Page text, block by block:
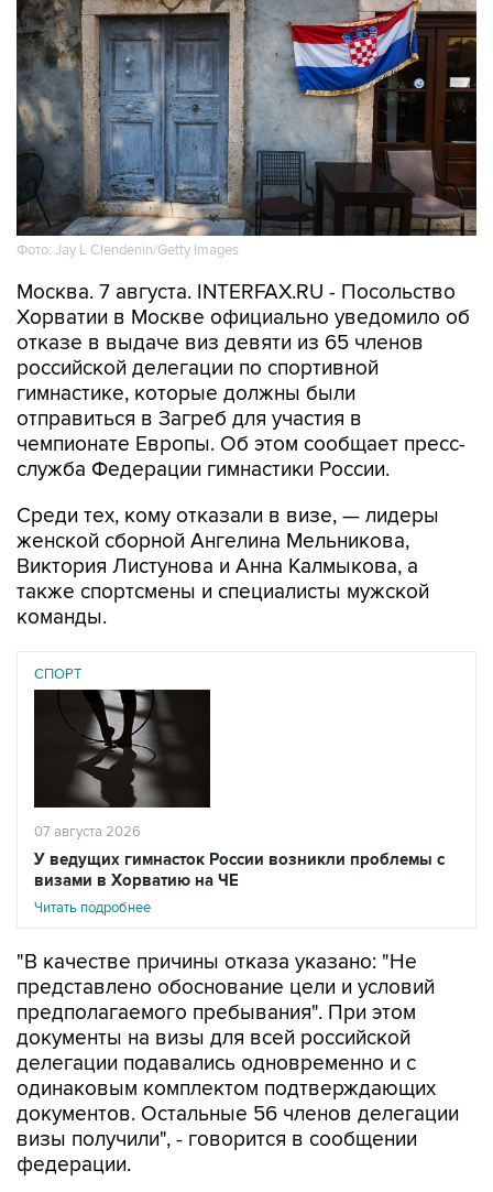
Фото: Jay L Clendenin/Getty Images
Москва. 7 августа. INTERFAX.RU - Посольство
Хорватии в Москве официально уведомило об
отказе в выдаче виз девяти из 65 членов
российской делегации по спортивной
гимнастике, которые должны были
отправиться в Загреб для участия в
чемпионате Европы. Об этом сообщает пресс-
служба Федерации гимнастики России.
Среди тех, кому отказали в визе, — лидеры
женской сборной Ангелина Мельникова,
Виктория Листунова и Анна Калмыкова, а
также спортсмены и специалисты мужской
команды.
СПОРТ
07 августа 2026
У ведущих гимнасток России возникли проблемы с
визами в Хорватию на ЧЕ
Читать подробнее
"В качестве причины отказа указано: "Не
представлено обоснование цели и условий
предполагаемого пребывания". При этом
документы на визы для всей российской
делегации подавались одновременно и с
одинаковым комплектом подтверждающих
документов. Остальные 56 членов делегации
визы получили", - говорится в сообщении
федерации.